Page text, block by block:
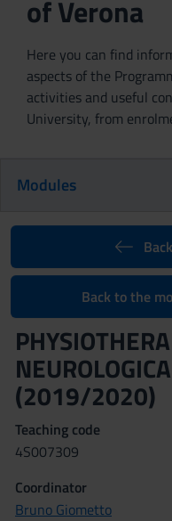
of Verona
Here you can find
aspects of the
activities and useful
University, from
Modules
Back to the
(2019/2020)
Teaching code
4S007309
Coordinator
Bruno Giometto